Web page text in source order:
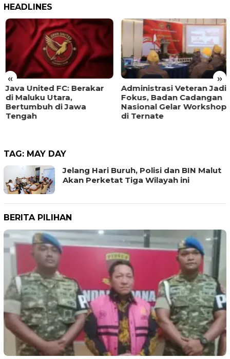
HEADLINES
« »
Java United FC: Berakar
di Maluku Utara,
Bertumbuh di Jawa
Tengah
Administrasi Veteran Jadi
Fokus, Badan Cadangan
Nasional Gelar Workshop
di Ternate
TAG: MAY DAY
Jelang Hari Buruh, Polisi dan BIN Malut
Akan Perketat Tiga Wilayah ini
BERITA PILIHAN